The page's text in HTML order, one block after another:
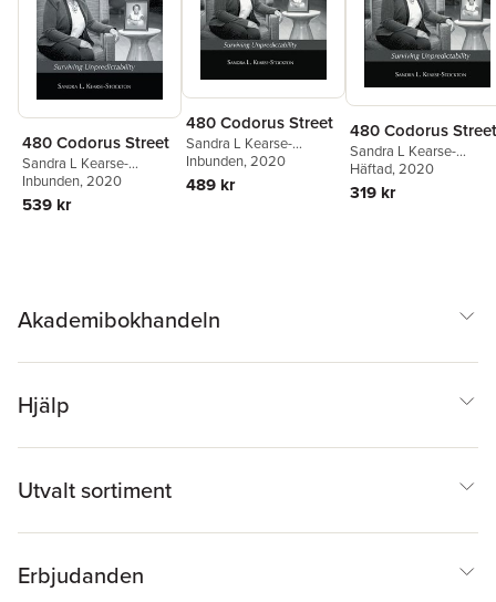
480 Codorus Street
Sandra L Kearse-
Stockton
Inbunden, 2020
539 kr
480 Codorus Street
Sandra L Kearse-
Stockton
Inbunden, 2020
489 kr
480 Codorus Street
Sandra L Kearse-
Stockton
Häftad, 2020
319 kr
Akademibokhandeln
Hjälp
Utvalt sortiment
Erbjudanden